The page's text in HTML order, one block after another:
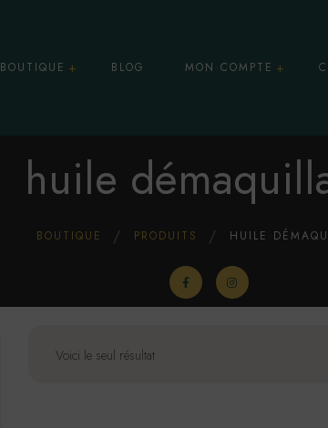
BOUTIQUE BLOG MON COMPTE
huile
BOUTIQUE PRODUITS HUILE
Voici le seul résultat